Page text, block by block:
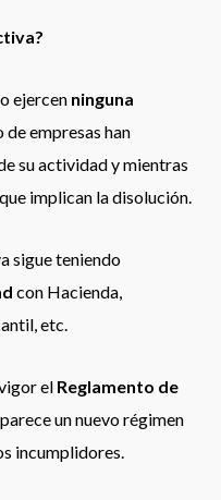
ejercen ninguna
de empresas han
su actividad y mientras
implican la disolución.
sigue teniendo
con Hacienda,
etc.
el Reglamento de
un nuevo régimen
incumplidores.